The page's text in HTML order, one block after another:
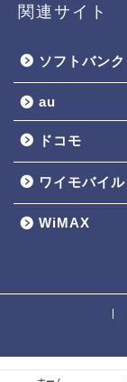
関連サイト
ソフトバンク
au
ドコモ
ワイモバイル
WiMAX